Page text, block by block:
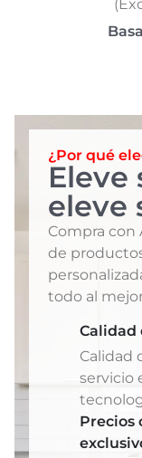
¿Por qué
Eleve
eleve
Compra con
de
todo al
Calidad
Calidad
servicio
Precios